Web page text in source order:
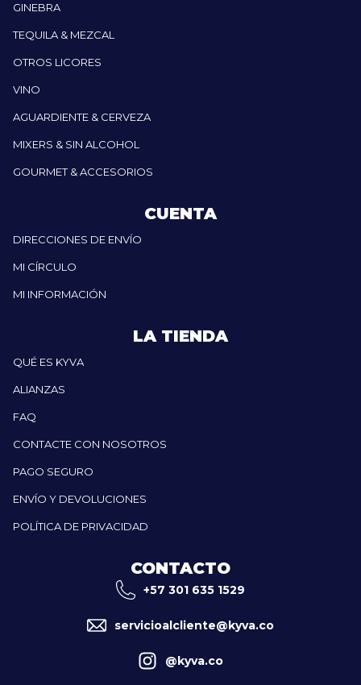
GINEBRA
TEQUILA & MEZCAL
OTROS LICORES
VINO
AGUARDIENTE & CERVEZA
MIXERS & SIN ALCOHOL
GOURMET & ACCESORIOS
CUENTA
DIRECCIONES DE ENVÍO
MI CÍRCULO
MI INFORMACIÓN
LA TIENDA
QUÉ ES KYVA
ALIANZAS
FAQ
CONTACTE CON NOSOTROS
PAGO SEGURO
ENVÍO Y DEVOLUCIONES
POLÍTICA DE PRIVACIDAD
CONTACTO
+57 301 635 1529
servicioalcliente@kyva.co
@kyva.co